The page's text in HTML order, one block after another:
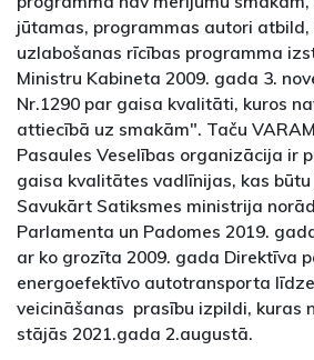
jūtamas, programmas autori
uzlabošanas rīcības programma
Ministru Kabineta 2009. gada 3.
Nr.1290 par gaisa kvalitāti, kuros
attiecībā uz smakām". Taču
Pasaules Veselības organizācija ir
gaisa kvalitātes vadlīnijas, kas būtu
Savukārt Satiksmes ministrija
Parlamenta un Padomes 2019.
ar ko grozīta 2009. gada Direktīva
energoefektīvo autotransporta
veicināšanas prasību izpildi, kuras
stājās 2021.gada 2.augustā.